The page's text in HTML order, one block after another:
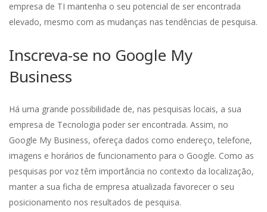
empresa de TI mantenha o seu potencial de ser encontrada
elevado, mesmo com as mudanças nas tendências de pesquisa.
Inscreva-se no Google My
Business
Há uma grande possibilidade de, nas pesquisas locais, a sua
empresa de Tecnologia poder ser encontrada. Assim, no
Google My Business, ofereça dados como endereço, telefone,
imagens e horários de funcionamento para o Google. Como as
pesquisas por voz têm importância no contexto da localização,
manter a sua ficha de empresa atualizada favorecer o seu
posicionamento nos resultados de pesquisa.